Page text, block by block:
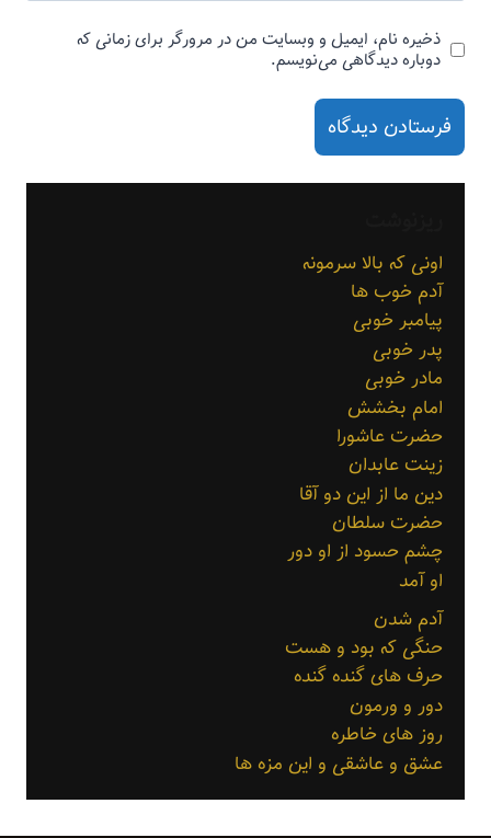
ذخیره نام، ایمیل و وبسایت من در مرورگر برای زمانی که
دوباره دیدگاهی می‌نویسم.
اونی که بالا سرمونه
آدم خوب ها
پیامبر خوبی
پدر خوبی
مادر خوبی
امام بخشش
حضرت عاشورا
زینت عابدان
دین ما از این دو آقا
حضرت سلطان
چشم حسود از او دور
او آمد
آدم شدن
حنگی که بود و هست
حرف های گنده گنده
دور و ورمون
روز های خاطره
عشق و عاشقی و این مزه ها